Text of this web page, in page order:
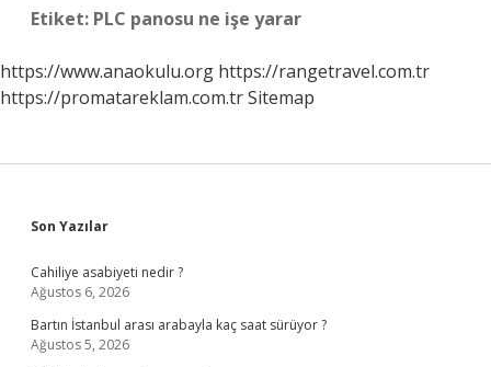
Etiket: PLC panosu ne işe yarar
https://www.anaokulu.org https://rangetravel.com.tr
https://promatareklam.com.trSitemap
Sidebar
Son Yazılar
Cahiliye asabiyeti nedir ?
Ağustos 6, 2026
Bartın İstanbul arası arabayla kaç saat sürüyor ?
Ağustos 5, 2026